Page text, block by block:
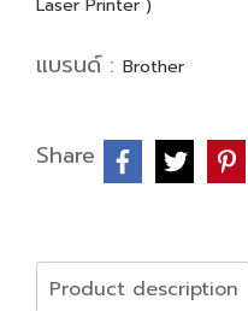
Laser Printer )
แบรนด์ : Brother
Share
Product description